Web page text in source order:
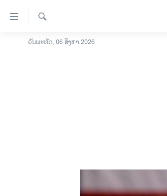
ລິ້ງ
ສຳຫລັບ
ໂຮມເພຈ
ຄົ້ນຫາ
ວັນພະຫັດ, 06 ສິງຫາ 2026